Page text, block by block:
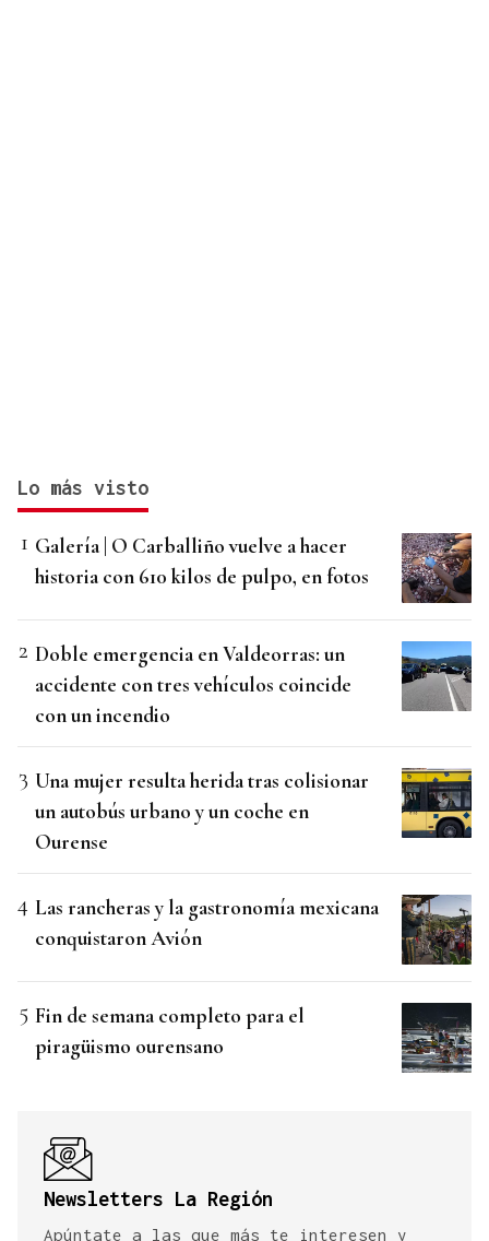
Lo más visto
Galería | O Carballiño vuelve a hacer
historia con 610 kilos de pulpo, en fotos
Doble emergencia en Valdeorras: un
accidente con tres vehículos coincide
con un incendio
Una mujer resulta herida tras colisionar
un autobús urbano y un coche en
Ourense
Las rancheras y la gastronomía mexicana
conquistaron Avión
Fin de semana completo para el
piragüismo ourensano
Newsletters La Región
Apúntate a las que más te interesen y